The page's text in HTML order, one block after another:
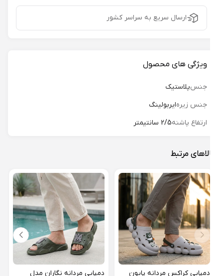
ارسال سریع به سراسر کشور
ویژگی های محصول
جنسپلاستیک
جنس زیره ایربولینگ
ارتفاع پاشنه2/5 سانتیمتر
مرتبط
دمپایی کراکس مردانه پایون دمپایی مردانه نگاران مدل